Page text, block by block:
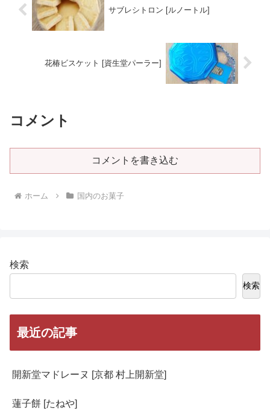
サブレシトロン [ルノートル]
花椿ビスケット [資生堂パーラー]
コメント
コメントを書き込む
ホーム 国内のお菓子
検索
検索
最近の記事
開新堂マドレーヌ [京都 村上開新堂]
蓮子餅 [たねや]